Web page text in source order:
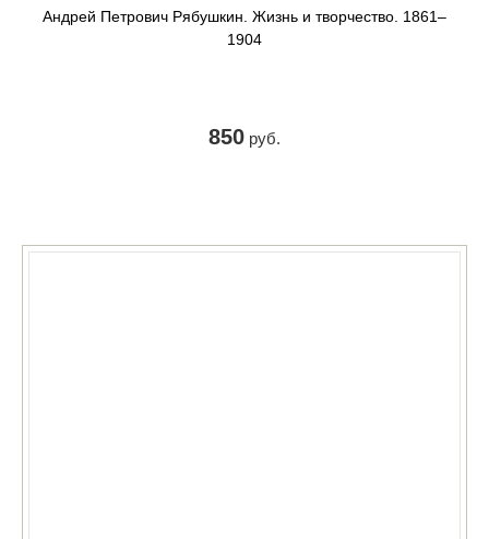
Андрей Петрович Рябушкин. Жизнь и творчество. 1861‒
1904
850 руб.